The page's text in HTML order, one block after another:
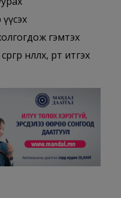
гэмтэх
нөлөөлөх, өөртөө итгэх